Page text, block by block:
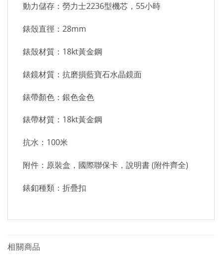
動力儲存：勞力士2236型機芯，55小時
錶殼直徑：28mm
錶殼材質：18kt黃金鋼
錶鏡材質：抗磨損藍寶石水晶鏡面
錶帶顏色：銀色金色
錶帶材質：18kt黃金鋼
抗水：100米
附件：原裝盒，國際聯保卡，說明書 (附件齊全)
錶釦種類：折疊扣
相關商品